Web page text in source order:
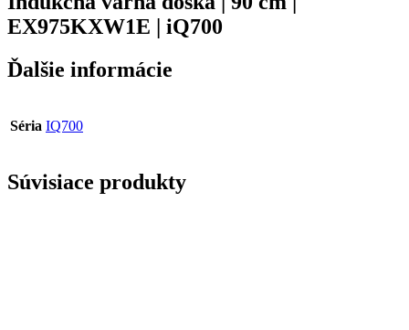
EX975KXW1E | iQ700
Ďalšie informácie
Séria IQ700
Súvisiace produkty